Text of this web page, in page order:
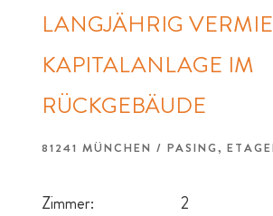
LANGJÄHRIG
KAPITALANLAGE IM
RÜCKGEBÄUDE
81241 MÜNCHEN / PASING,
Zimmer:
2